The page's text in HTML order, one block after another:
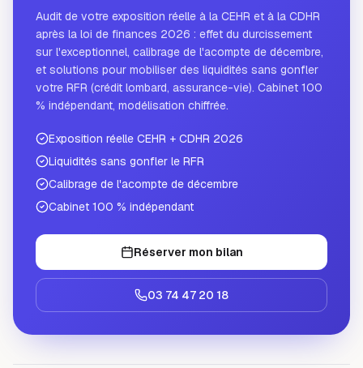
Audit de votre exposition réelle à la CEHR et à la CDHR
après la loi de finances 2026 : effet du durcissement
sur l'exceptionnel, calibrage de l'acompte de décembre,
et solutions pour mobiliser des liquidités sans gonfler
votre RFR (crédit lombard, assurance-vie). Cabinet 100
% indépendant, modélisation chiffrée.
Exposition réelle CEHR + CDHR 2026
Liquidités sans gonfler le RFR
Calibrage de l'acompte de décembre
Cabinet 100 % indépendant
Réserver mon bilan
03 74 47 20 18